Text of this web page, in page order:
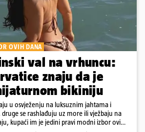
OVIH DANA
val na vrhuncu:
znaju da je
bikiniju
u osvježenju na luksuznim jahtama i
se rashlađuju uz more ili vježbaju na
kupaći im je jedini pravi modni izbor ovih